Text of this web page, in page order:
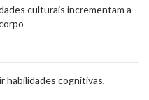
culturais incrementam a
habilidades cognitivas,